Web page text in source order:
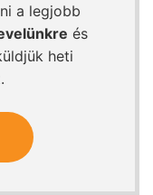
a legjobb
és
heti